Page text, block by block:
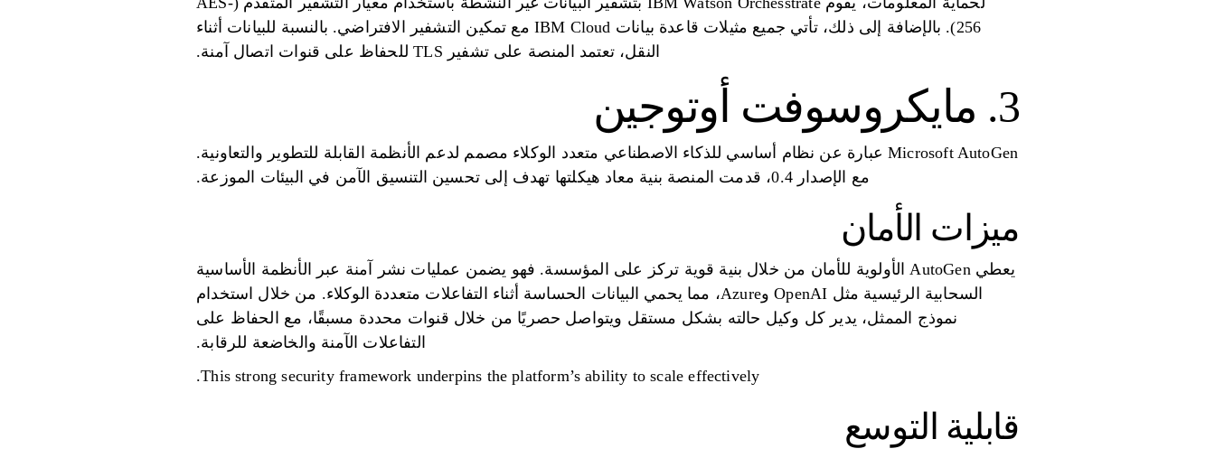
256). بالإضافة إلى ذلك، تأتي جميع مثيلات قاعدة بيانات IBM Cloud مع تمكين التشفير الافتراضي. بالنسبة للبيانات أثناء
النقل، تعتمد المنصة على تشفير TLS للحفاظ على قنوات اتصال آمنة.
3. مايكروسوفت أوتوجين
Microsoft AutoGen عبارة عن نظام أساسي للذكاء الاصطناعي متعدد الوكلاء مصمم لدعم الأنظمة القابلة للتطوير والتعاونية.
مع الإصدار 0.4، قدمت المنصة بنية معاد هيكلتها تهدف إلى تحسين التنسيق الآمن في البيئات الموزعة.
ميزات الأمان
يعطي AutoGen الأولوية للأمان من خلال بنية قوية تركز على المؤسسة. فهو يضمن عمليات نشر آمنة عبر الأنظمة الأساسية
السحابية الرئيسية مثل OpenAI وAzure، مما يحمي البيانات الحساسة أثناء التفاعلات متعددة الوكلاء. من خلال استخدام
نموذج الممثل، يدير كل وكيل حالته بشكل مستقل ويتواصل حصريًا من خلال قنوات محددة مسبقًا، مع الحفاظ على
التفاعلات الآمنة والخاضعة للرقابة.
This strong security framework underpins the platform’s ability to scale effectively.
قابلية التوسع